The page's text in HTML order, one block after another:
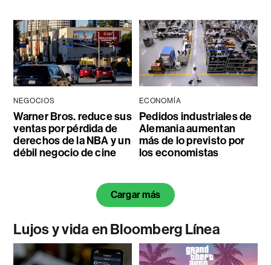
NEGOCIOS
Warner Bros. reduce sus
ventas por pérdida de
derechos de la NBA y un
débil negocio de cine
ECONOMÍA
Pedidos industriales de
Alemania aumentan
más de lo previsto por
los economistas
Cargar más
Lujos y vida en Bloomberg Línea